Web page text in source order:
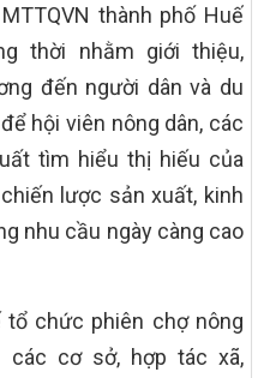
thành phố Huế
thời nhằm giới thiệu,
đến người dân và du
hội viên nông dân, các
tìm hiểu thị hiếu của
lược sản xuất, kinh
nhu cầu ngày càng cao
tổ chức phiên chợ nông
các cơ sở, hợp tác xã,